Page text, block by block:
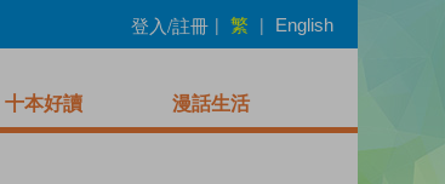
登入/註冊 | 繁 | English
十本好讀 漫話生活